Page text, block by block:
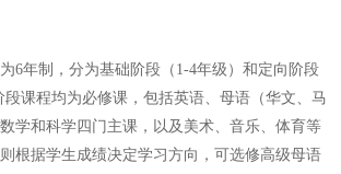
6年制，分为基础阶段（1-4年级）和定向阶段
段课程均为必修课，包括英语、母语（华文、马
学和科学四门主课，以及美术、音乐、体育等
根据学生成绩决定学习方向，可选修高级母语